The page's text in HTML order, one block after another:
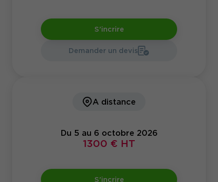
S'incrire
Demander un devis
A distance
Du 5 au 6 octobre 2026
1300 € HT
S'incrire